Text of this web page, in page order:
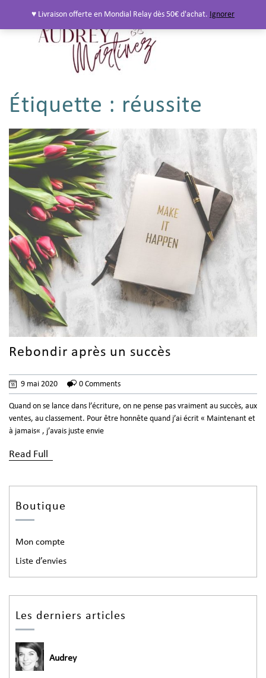
Étiquette : réussite
Rebondir après un succès
9 mai 2020 0 Comments
Quand on se lance dans l’écriture, on ne pense pas vraiment au succès, aux
ventes, au classement. Pour être honnête quand j’ai écrit « Maintenant et
à jamais« , j’avais juste envie
Read Full
Boutique
Mon compte
Liste d’envies
Les derniers articles
Audrey
♥ Livraison offerte en Mondial Relay dès 50€ d'achat. Ignorer